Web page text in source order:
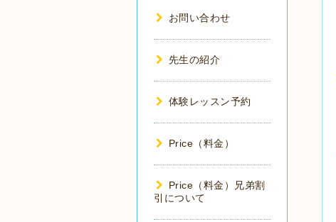
お問い合わせ
先生の紹介
体験レッスン予約
Price（料金）
Price（料金）兄弟割
引について